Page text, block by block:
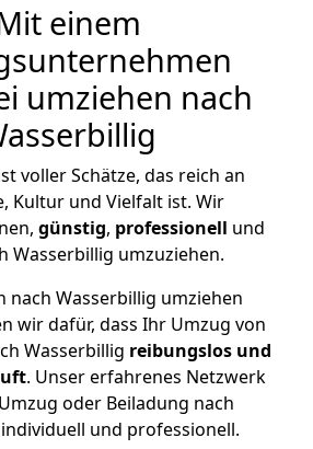
einem
umziehen nach
voller Schätze, das reich an
Kultur und Vielfalt ist. Wir
günstig, professionell und
Wasserbillig umzuziehen.
nach Wasserbillig umziehen
wir dafür, dass Ihr Umzug von
Wasserbillig reibungslos und
. Unser erfahrenes Netzwerk
oder Beiladung nach
und professionell.